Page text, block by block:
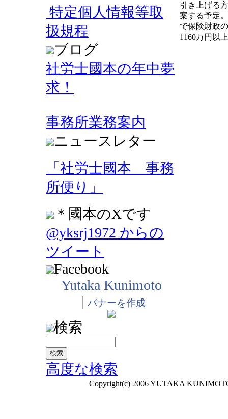
特定個人情報等取
扱規程
ブログ
社労士國本の年中夢
求！
事務所業務案内
ニュースレター
「社労士國本 事務
所便り」
＊國本のXです
@yksrj1972 からの
ツイート
Facebook
Yutaka Kunimoto
| バナーを作成
検索
高度な検索
引き上げる
案する予定
で保険財政
1160万円以
Copyright(c) 2006 YUTAKA